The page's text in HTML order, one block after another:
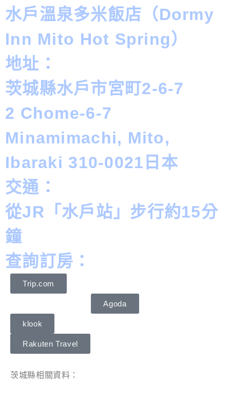
水戶溫泉多米飯店（Dormy
Inn Mito Hot Spring）
地址：
茨城縣水戶市宮町2-6-7
2 Chome-6-7
Minamimachi, Mito,
Ibaraki 310-0021日本
交通：
從JR「水戶站」步行約15分
鐘
查詢訂房：
Trip.com
Agoda
klook
Rakuten Travel
茨城縣相關資料：